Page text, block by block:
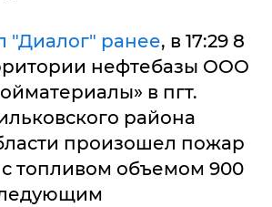
"Диалог" ранее, в 17:29 8
нефтебазы ООО
в пгт.
района
произошел пожар
топливом объемом 900